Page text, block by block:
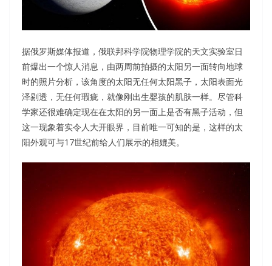
据俄罗斯媒体报道，俄联邦科学院物理学院的天文实验室日
前爆出一个惊人消息，由两周前拍摄的太阳另一面转向地球
时的照片分析，该角度的太阳无任何太阳黑子，太阳表面光
泽剔透，无任何瑕疵，就像刚出生婴孩的肌肤一样。尽管科
学家还很难确定现在在太阳的另一面上是否有黑子活动，但
这一现象着实令人大开眼界，目前唯一可知的是，这样的太
阳外观可与17世纪前给人们展示的相媲美。